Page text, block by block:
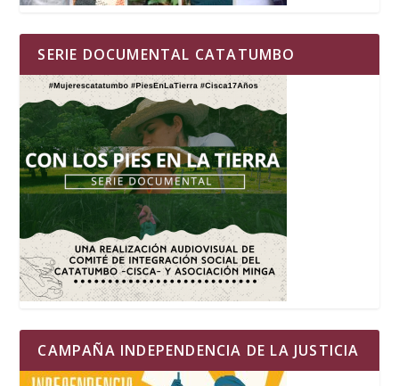
SERIE DOCUMENTAL CATATUMBO
CAMPAÑA INDEPENDENCIA DE LA JUSTICIA